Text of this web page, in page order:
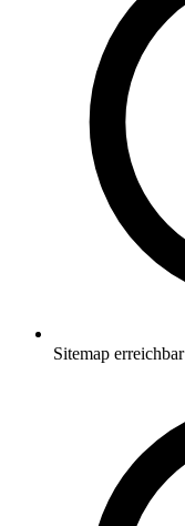
Sitemap erreichbar